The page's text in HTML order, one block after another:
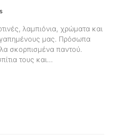
λαμπιόνια, χρώματα και
μας. Πρόσωπα
σκορπισμένα παντού.
τους και…